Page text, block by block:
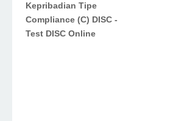
Kepribadian Tipe
Compliance (C) DISC -
Test DISC Online